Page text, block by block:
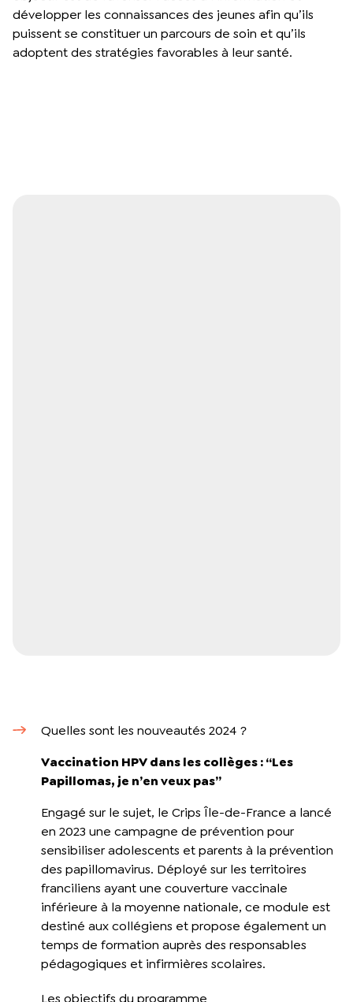
développer les connaissances des jeunes afin qu’ils
puissent se constituer un parcours de soin et qu’ils
adoptent des stratégies favorables à leur santé.
Quelles sont les nouveautés 2024 ?
Vaccination HPV dans les collèges : “Les
Papillomas, je n’en veux pas”
Engagé sur le sujet, le Crips Île-de-France a lancé
en 2023 une campagne de prévention pour
sensibiliser adolescents et parents à la prévention
des papillomavirus. Déployé sur les territoires
franciliens ayant une couverture vaccinale
inférieure à la moyenne nationale, ce module est
destiné aux collégiens et propose également un
temps de formation auprès des responsables
pédagogiques et infirmières scolaires.
Les objectifs du programme